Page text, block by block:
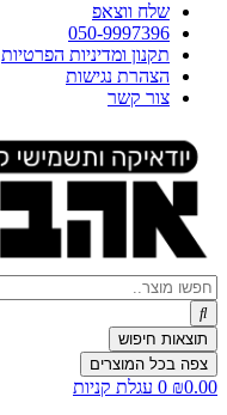
שלח ווצאפ
050-9997396
תקנון ומדיניות הפרטיות
הצהרת נגישות
צור קשר
Search
...
תוצאות חיפוש
צפה בכל המוצרים
₪0.00
0 עגלת קניות